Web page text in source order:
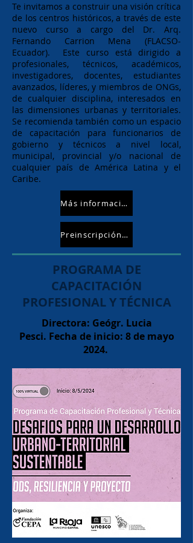
Te invitamos a construir una visión crítica
de los centros históricos, a través de este
nuevo curso a cargo del Dr. Arq.
Fernando Carrion Mena (FLACSO-
Ecuador). Este curso está dirigido a
profesionales, técnicos, académicos,
investigadores, docentes, estudiantes
avanzados, líderes, y miembros de ONGs,
de cualquier disciplina, interesados en
las dimensiones urbanas y territoriales.
Se recomienda también como un espacio
de capacitación para funcionarios de
gobierno y técnicos a nivel local,
municipal, provincial y/o nacional de
cualquier país de América Latina y el
Caribe.
Más información
Preinscripción aquí
PROGRAMA DE
CAPACITACIÓN
PROFESIONAL Y TÉCNICA
Directora: Geógr. Lucia
Pesci. Fecha de inicio: 8 de mayo
2024.